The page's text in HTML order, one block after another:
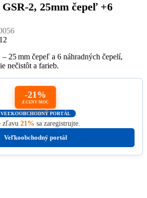
2, 25mm čepeľ +6
25 mm čepeľ a 6 náhradných čepelí,
nečistôt a farieb.
-21%
Z CENY MOC
VEĽKOOBCHODNÝ PORTÁL
zľavu 21% sa zaregistrujte.
Veľkoobchodný portál